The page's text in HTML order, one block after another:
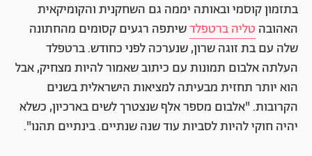
בתזמון קוסמי ובאותה יממה גם השחקנית והקומיקאית
האהובה טליה ברטפלדשיתפה רגעים קסומים מהחתונה
שלה עם בת זוגה שרון, שנערכה לפני כחודש. ברטפלד
העלתה אלבום תמונות עם כיתוב שאמור להיות מצחיק, אבל
הוא יותר תחזית מבעיתה למציאות הישראלית בשנים
הקרובות. "אלבום מספר אלף שנצטרך לשים בארכיון, כשלא
יהיה חוקי להיות לסביות עוד שנה שנתיים. בינתיים תהנו".